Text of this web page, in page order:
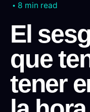
8 min read
El
que
tener